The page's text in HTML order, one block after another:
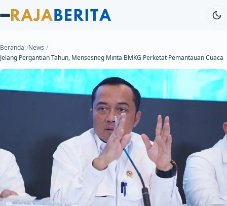
Beranda News
Jelang Pergantian Tahun, Mensesneg Minta BMKG Perketat Pemantauan Cuaca